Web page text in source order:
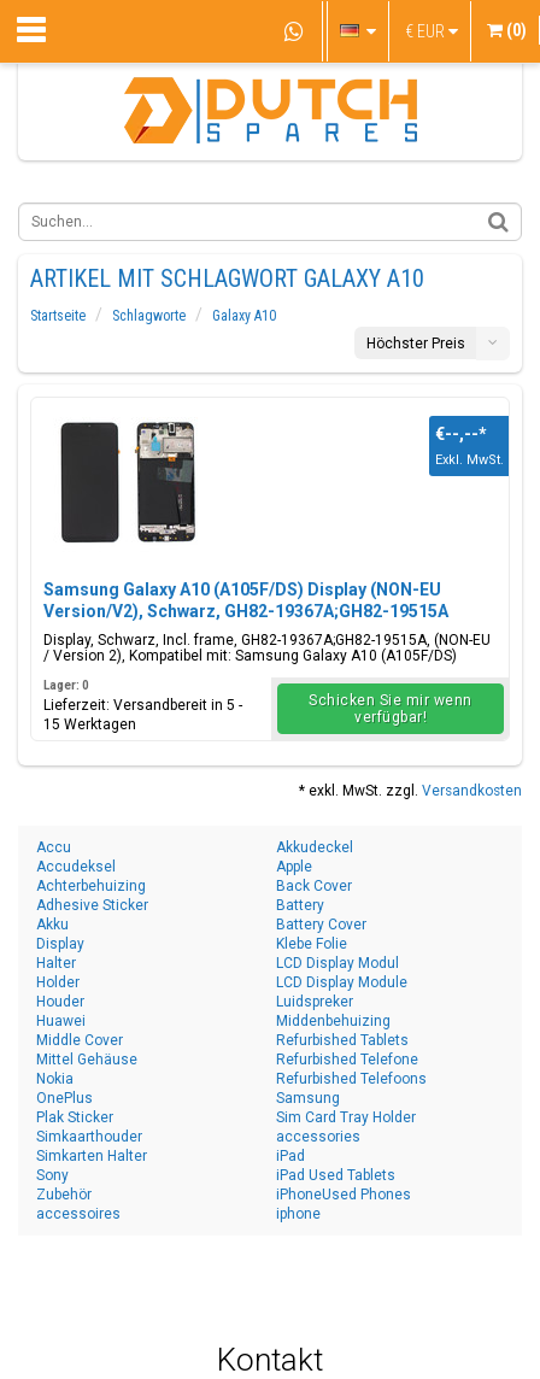
€ EUR (0)
ARTIKEL MIT SCHLAGWORT GALAXY A10
Startseite Schlagworte
Galaxy A10
Höchster Preis
Samsung Galaxy A10 (A105F/DS) Display (NON-EU
Version/V2), Schwarz, GH82-19367A;GH82-19515A
Display, Schwarz, Incl. frame, GH82-19367A;GH82-19515A, (NON-EU
/ Version 2), Kompatibel mit: Samsung Galaxy A10 (A105F/DS)
€--,--*
Exkl. MwSt.
Lager: 0
Lieferzeit: Versandbereit in 5 -
15 Werktagen
Schicken Sie mir wenn
verfügbar!
* exkl. MwSt. zzgl. Versandkosten
Accu
Accudeksel
Achterbehuizing
Adhesive Sticker
Akku
Akkudeckel
Apple
Back Cover
Battery
Battery Cover
Display
Halter
Holder
Houder
Huawei
Klebe Folie
LCD Display Modul
LCD Display Module
Luidspreker
Middenbehuizing
Middle Cover
Mittel Gehäuse
Nokia
OnePlus
Plak Sticker
Refurbished Tablets
Refurbished Telefone
Refurbished Telefoons
Samsung
Sim Card Tray Holder
Simkaarthouder
Simkarten Halter
Sony
Zubehör
accessoires
accessories
iPad
iPad Used Tablets
iPhoneUsed Phones
iphone
Kontakt